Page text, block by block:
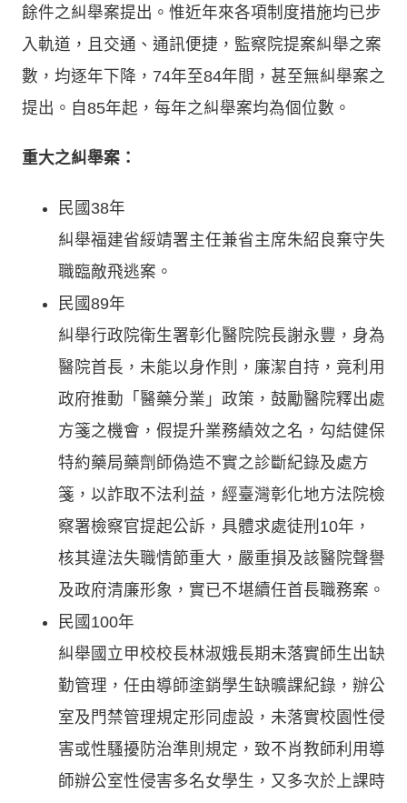
餘件之糾舉案提出。惟近年來各項制度措施均已步
入軌道，且交通、通訊便捷，監察院提案糾舉之案
數，均逐年下降，74年至84年間，甚至無糾舉案之
提出。自85年起，每年之糾舉案均為個位數。
重大之糾舉案：
民國38年
糾舉福建省綏靖署主任兼省主席朱紹良棄守失
職臨敵飛逃案。
民國89年
糾舉行政院衛生署彰化醫院院長謝永豐，身為
醫院首長，未能以身作則，廉潔自持，竟利用
政府推動「醫藥分業」政策，鼓勵醫院釋出處
方箋之機會，假提升業務績效之名，勾結健保
特約藥局藥劑師偽造不實之診斷紀錄及處方
箋，以詐取不法利益，經臺灣彰化地方法院檢
察署檢察官提起公訴，具體求處徒刑10年，
核其違法失職情節重大，嚴重損及該醫院聲譽
及政府清廉形象，實已不堪續任首長職務案。
民國100年
糾舉國立甲校校長林淑娥長期未落實師生出缺
勤管理，任由導師塗銷學生缺曠課紀錄，辦公
室及門禁管理規定形同虛設，未落實校園性侵
害或性騷擾防治準則規定，致不肖教師利用導
師辦公室性侵害多名女學生，又多次於上課時